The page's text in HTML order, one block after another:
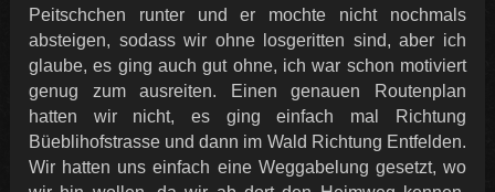
Peitschchen runter und er mochte nicht nochmals
absteigen, sodass wir ohne losgeritten sind, aber ich
glaube, es ging auch gut ohne, ich war schon motiviert
genug zum ausreiten. Einen genauen Routenplan
hatten wir nicht, es ging einfach mal Richtung
Büeblihofstrasse und dann im Wald Richtung Entfelden.
Wir hatten uns einfach eine Weggabelung gesetzt, wo